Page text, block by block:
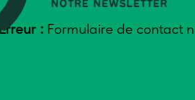
notre newsletter
: Formulaire de contact